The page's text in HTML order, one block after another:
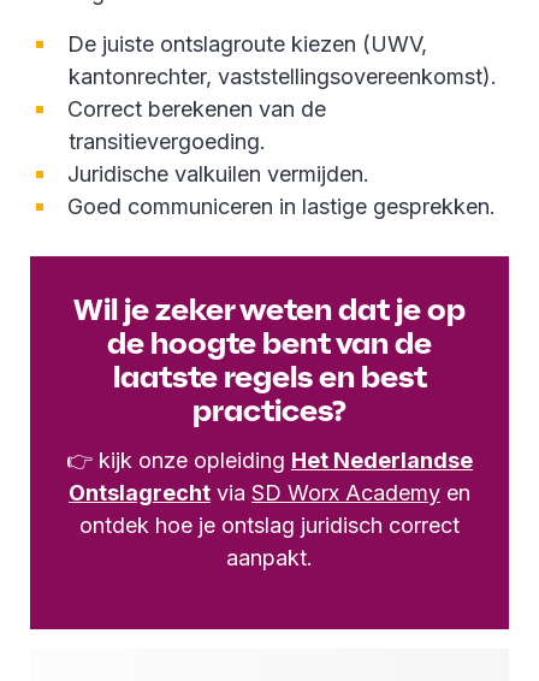
De juiste ontslagroute kiezen (UWV,
kantonrechter, vaststellingsovereenkomst).
Correct berekenen van de
transitievergoeding.
Juridische valkuilen vermijden.
Goed communiceren in lastige gesprekken.
Wil je zeker weten dat je op
de hoogte bent van de
laatste regels en best
practices?
👉 kijk onze opleiding Het Nederlandse
Ontslagrecht via SD Worx Academy en
ontdek hoe je ontslag juridisch correct
aanpakt.